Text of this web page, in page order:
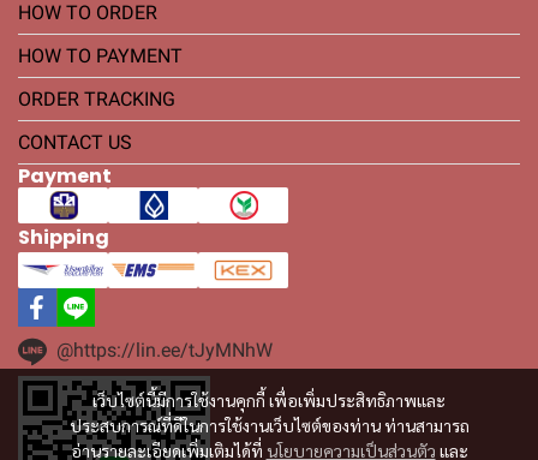
เว็บไซต์นี้มีการใช้งานคุกกี้ เพื่อเพิ่มประสิทธิภาพและ
ประสบการณ์ที่ดีในการใช้งานเว็บไซต์ของท่าน ท่านสามารถ
อ่านรายละเอียดเพิ่มเติมได้ที่ นโยบายความเป็นส่วนตัว และ
HOW TO ORDER
HOW TO PAYMENT
ORDER TRACKING
CONTACT US
Payment
Shipping
@https://lin.ee/tJyMNhW